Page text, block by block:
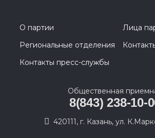
О партии
Лица
Региональные отделения
Контакты пресс-службы
Общественная
8(843) 238-10-
420111, г. Казань, ул.